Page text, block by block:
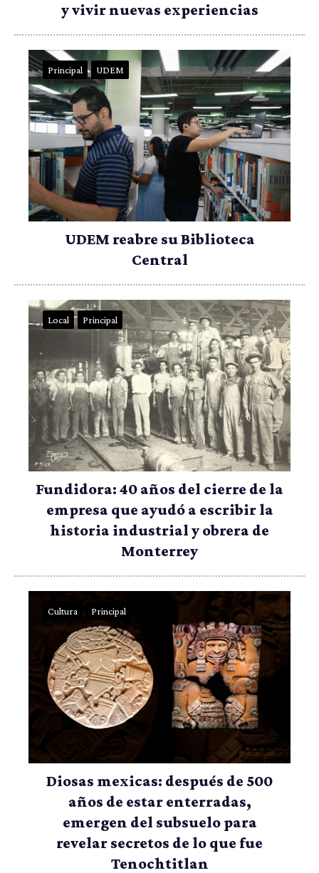
y vivir nuevas experiencias
Principal UDEM
UDEM reabre su Biblioteca
Central
Local Principal
Fundidora: 40 años del cierre de la
empresa que ayudó a escribir la
historia industrial y obrera de
Monterrey
Cultura Principal
Diosas mexicas: después de 500
años de estar enterradas,
emergen del subsuelo para
revelar secretos de lo que fue
Tenochtitlan